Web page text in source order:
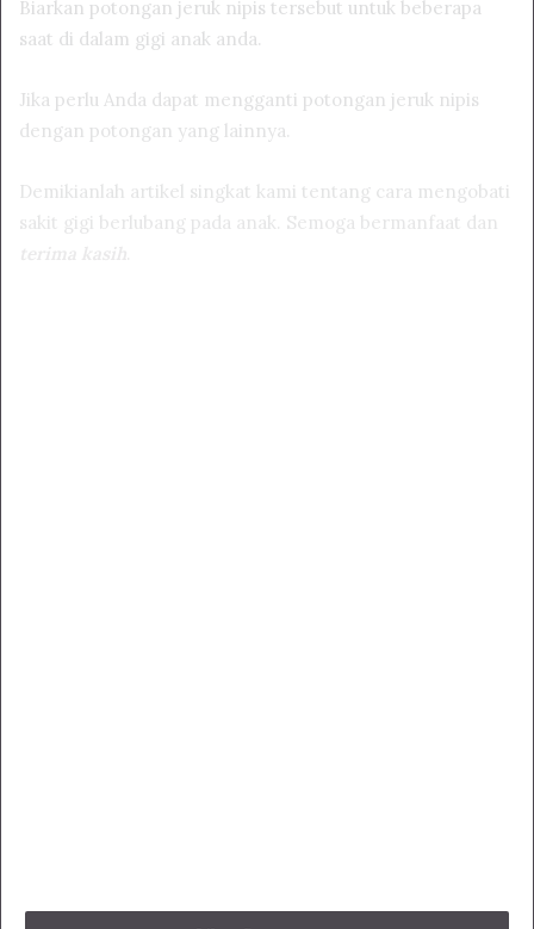
Biarkan potongan jeruk nipis tersebut untuk beberapa
saat di dalam gigi anak anda.
Jika perlu Anda dapat mengganti potongan jeruk nipis
dengan potongan yang lainnya.
Demikianlah artikel singkat kami tentang cara mengobati
sakit gigi berlubang pada anak. Semoga bermanfaat dan